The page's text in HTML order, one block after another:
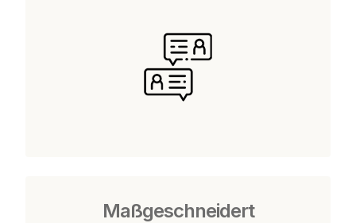
Maßgeschneidert